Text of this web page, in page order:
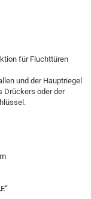
für Fluchttüren
und der Hauptriegel
Drückers oder der